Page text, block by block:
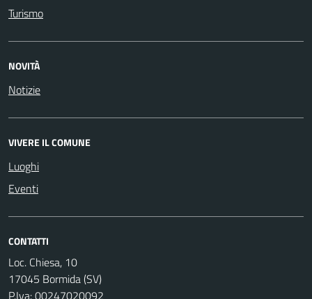
Turismo
NOVITÀ
Notizie
VIVERE IL COMUNE
Luoghi
Eventi
CONTATTI
Loc. Chiesa, 10
17045 Bormida (SV)
P.Iva: 00247020092